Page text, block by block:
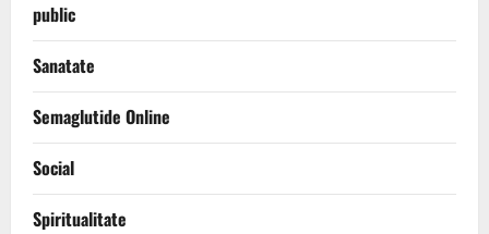
public
Sanatate
Semaglutide Online
Social
Spiritualitate